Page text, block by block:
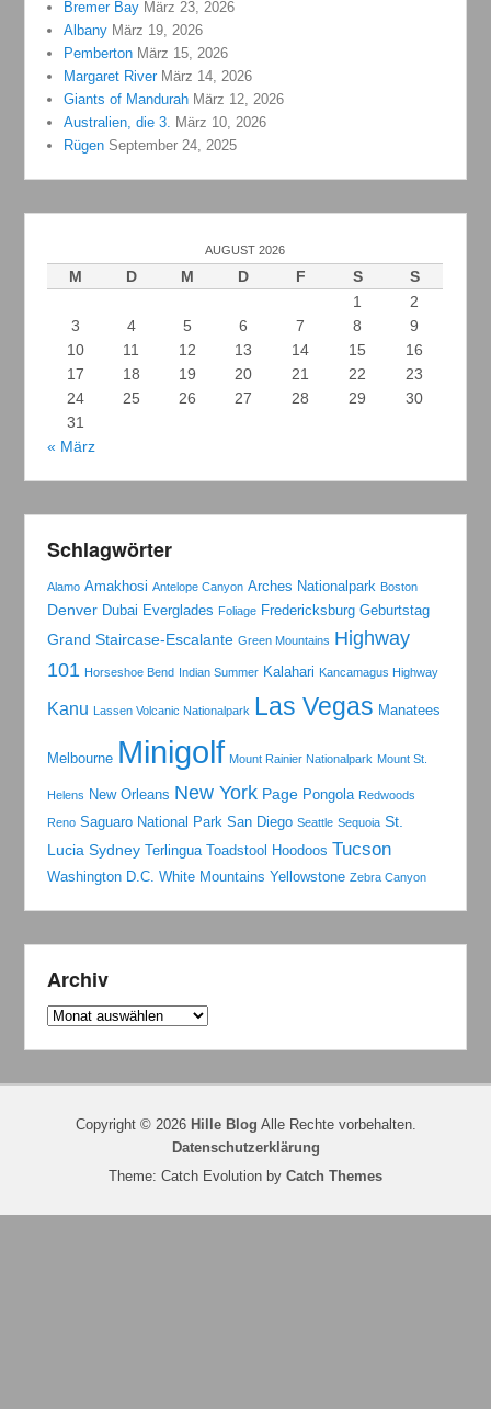
Bremer Bay März 23, 2026
Albany März 19, 2026
Pemberton März 15, 2026
Margaret River März 14, 2026
Giants of Mandurah März 12, 2026
Australien, die 3. März 10, 2026
Rügen September 24, 2025
AUGUST 2026
M D M D F S
S
1
2
3
4 5 6 7 8
9
10
11 12 13 14 15
16
17
18 19 20 21 22
23
24
25 26 27 28 29
30
31
« März
Schlagwörter
Alamo Amakhosi Antelope Canyon Arches Nationalpark Boston
Denver Dubai Everglades Foliage Fredericksburg Geburtstag
Grand Staircase-Escalante Green Mountains Highway
101 Horseshoe Bend Indian Summer Kalahari Kancamagus Highway
Kanu Lassen Volcanic Nationalpark Las Vegas Manatees
Melbourne Minigolf Mount Rainier Nationalpark Mount St.
Helens New Orleans New York Page Pongola Redwoods
Reno Saguaro National Park San Diego Seattle Sequoia St.
Lucia Sydney Terlingua Toadstool Hoodoos Tucson
Washington D.C. White Mountains Yellowstone Zebra Canyon
Archiv
Archiv
Copyright © 2026 Hille Blog Alle Rechte vorbehalten.
Datenschutzerklärung
Theme: Catch Evolution by Catch Themes